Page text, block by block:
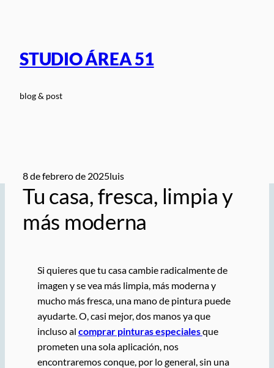
STUDIO ÁREA 51
blog & post
8 de febrero de 2025luis
Tu casa, fresca, limpia y
más moderna
Si quieres que tu casa cambie radicalmente de
imagen y se vea más limpia, más moderna y
mucho más fresca, una mano de pintura puede
ayudarte. O, casi mejor, dos manos ya que
incluso al comprar pinturas especialesque
prometen una sola aplicación, nos
encontraremos conque, por lo general, sin una